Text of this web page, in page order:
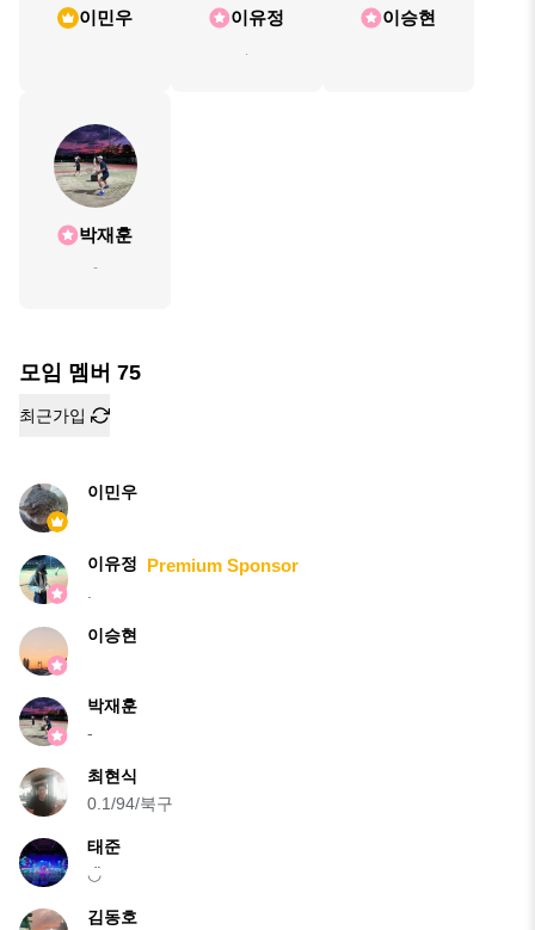
이민우 이유정
.
이승현
박재훈
-
모임 멤버 75
최근가입
이민우
이유정 Premium Sponsor
이승현
박재훈
-
최현식
0.1/94/북구
태준
◡̈
김동호